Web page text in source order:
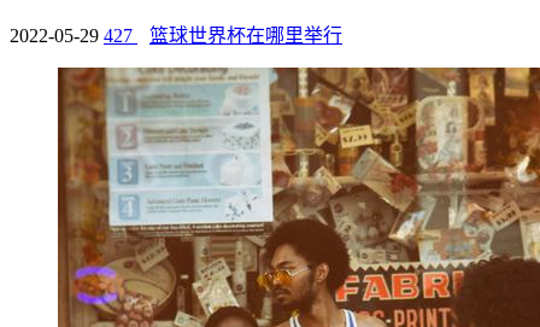
2022-05-29 427 篮球世界杯在哪里举行